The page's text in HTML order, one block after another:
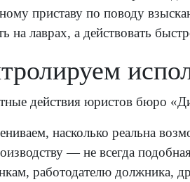
приставу по поводу
на лаврах, а действовать
действия юристов бюро
насколько реальна
— не всегда
работодателю должника,